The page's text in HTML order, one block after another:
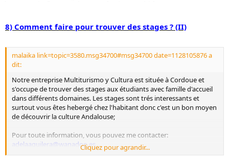
8) Comment faire pour trouver des stages ? (II)
malaika link=topic=3580.msg34700#msg34700 date=1128105876 a
dit:
Notre entreprise Multiturismo y Cultura est située à Cordoue et
s'occupe de trouver des stages aux étudiants avec famille d'accueil
dans différents domaines. Les stages sont trés interessants et
surtout vous êtes hebergé chez l'habitant donc c'est un bon moyen
de découvrir la culture Andalouse;
Pour toute information, vous pouvez me contacter:
adelaaguilera@wanadoo.es
multiturismo@wanadoo.es
Cliquez pour agrandir...